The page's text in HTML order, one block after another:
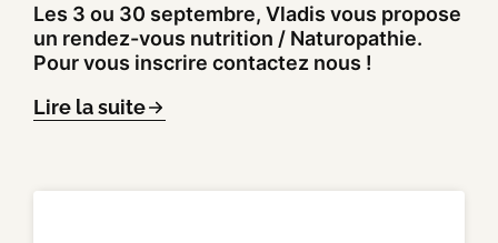
Les 3 ou 30 septembre, Vladis vous propose
un rendez-vous nutrition / Naturopathie.
Pour vous inscrire contactez nous !
Lire la suite